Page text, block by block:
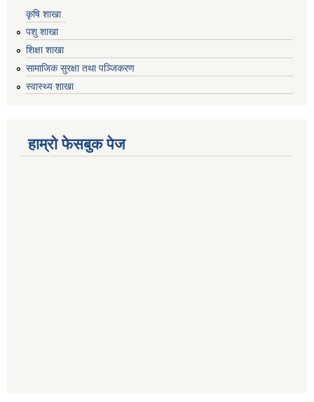
कृषि शाखा
पशु शाखा
शिक्षा शाखा
सामाजिक सुरक्षा तथा पञ्जिकरण
स्वास्थ्य शाखा
हाम्रो फेसबुक पेज